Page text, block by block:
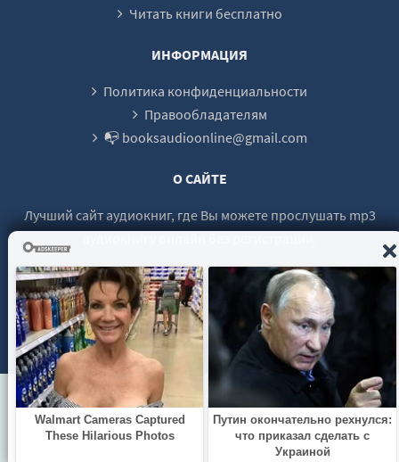
Читать книги бесплатно
ИНФОРМАЦИЯ
Политика конфиденциальности
Правообладателям
📭 booksaudioonline@gmail.com
О САЙТЕ
Лучший сайт аудиокниг, где Вы можете прослушать mp3
© 2021 - 2026 booksaudio-online.com Все права защищены.